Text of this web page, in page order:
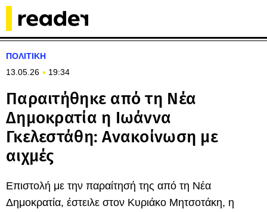
ΠΟΛΙΤΙΚΗ
13.05.26
19:34
Παραιτήθηκε από τη Νέα
Δημοκρατία η Ιωάννα
Γκελεστάθη: Ανακοίνωση με
αιχμές
Επιστολή με την παραίτησή της από τη Νέα
Δημοκρατία, έστειλε στον Κυριάκο Μητσοτάκη, η